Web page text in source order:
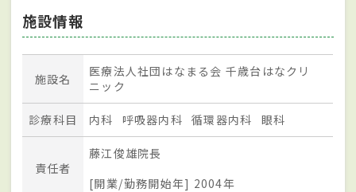
施設情報
施設名
医療法人社団はなまる会 千歳台はなクリ
ニック
診療科目 内科 呼吸器内科 循環器内科 眼科
責任者
藤江俊雄院長
[開業/勤務開始年] 2004年